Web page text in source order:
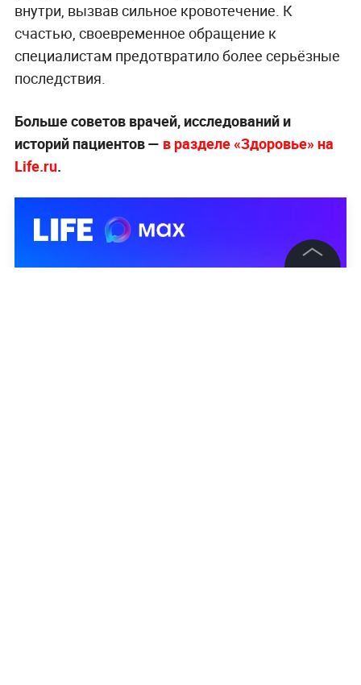
внутри, вызвав сильное кровотечение. К
счастью, своевременное обращение к
специалистам предотвратило более серьёзные
последствия.
Больше советов врачей, исследований и
историй пациентов — в разделе «Здоровье» на
Life.ru.